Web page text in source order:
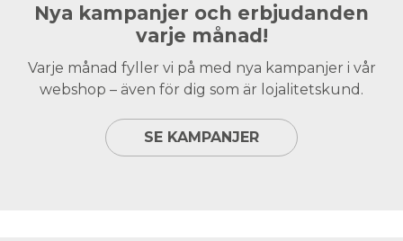
Nya kampanjer och erbjudanden
varje månad!
Varje månad fyller vi på med nya kampanjer i vår
webshop – även för dig som är lojalitetskund.
SE KAMPANJER